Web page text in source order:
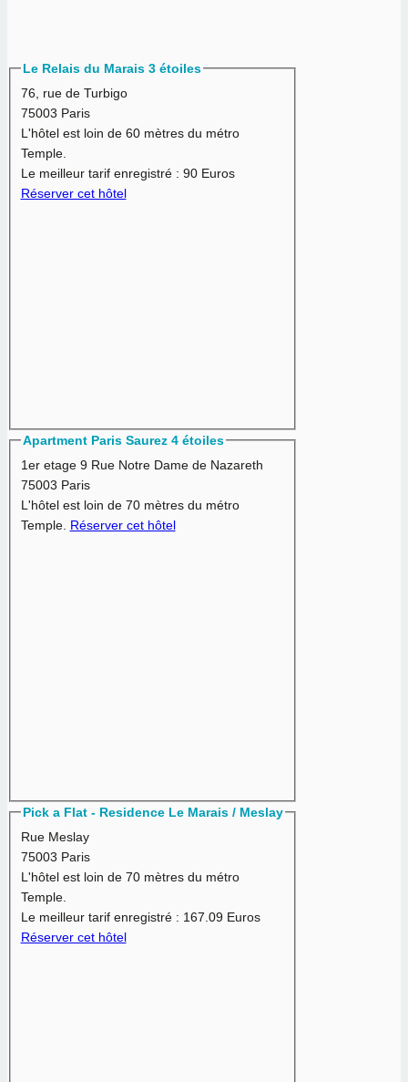
Le Relais du Marais 3 étoiles
76, rue de Turbigo
75003 Paris
L'hôtel est loin de 60 mètres du métro
Temple.
Le meilleur tarif enregistré : 90 Euros
Réserver cet hôtel
Apartment Paris Saurez 4 étoiles
1er etage 9 Rue Notre Dame de Nazareth
75003 Paris
L'hôtel est loin de 70 mètres du métro
Temple. Réserver cet hôtel
Pick a Flat - Residence Le Marais / Meslay
Rue Meslay
75003 Paris
L'hôtel est loin de 70 mètres du métro
Temple.
Le meilleur tarif enregistré : 167.09 Euros
Réserver cet hôtel